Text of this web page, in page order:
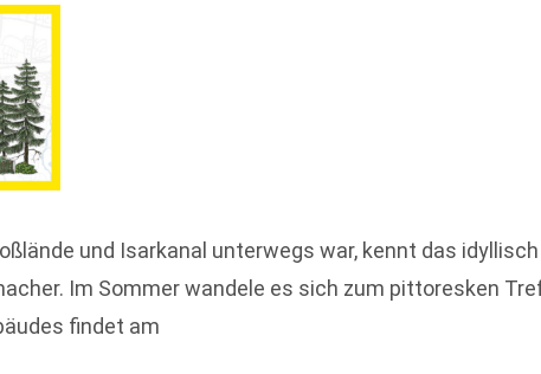
und Isarkanal unterwegs war, kennt das
Im Sommer wandele es sich zum pittoresken
findet am